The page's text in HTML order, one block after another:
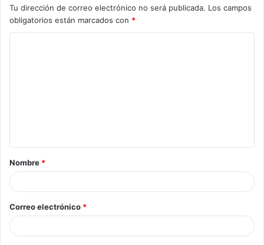
Tu dirección de correo electrónico no será publicada. Los campos
obligatorios están marcados con *
Nombre *
Correo electrónico *